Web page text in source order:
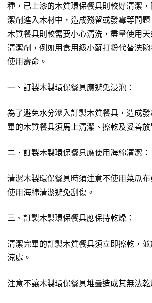
種，已上漆的木質環保餐具則較好清潔
潔劑進入木材中，造成殘留或發霉等問
木質餐具則較需要小心清洗，盡量使用
清潔劑，例如用食用級小蘇打粉代替洗
使用壽命。
一、訂製木製環保餐具應避免浸泡：
為了避免水分滲入訂製木質餐具，造成
畢的木質餐具須馬上清潔、擦乾及妥善放
二、訂製木製環保餐具應使用海綿清潔：
清潔木製環保餐具時須注意不使用菜瓜
使用海綿清潔避免刮傷。
三、訂製木製環保餐具應保持乾燥：
清潔完畢的訂製木質餐具須立即擦乾，
涼處。
注意不讓木製環保餐具堆疊造成其無法乾